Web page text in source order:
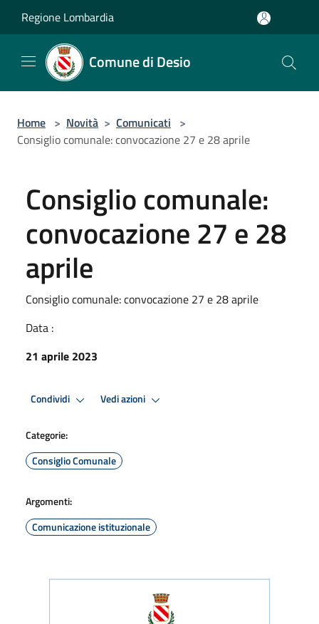
Regione Lombardia
Comune di Desio
Home > Novità > Comunicati >
Consiglio comunale: convocazione 27 e 28 aprile
Consiglio comunale:
convocazione 27 e 28
aprile
Consiglio comunale: convocazione 27 e 28 aprile
Data :
21 aprile 2023
Condividi Vedi azioni
Categorie:
Consiglio Comunale
Argomenti:
Comunicazione istituzionale